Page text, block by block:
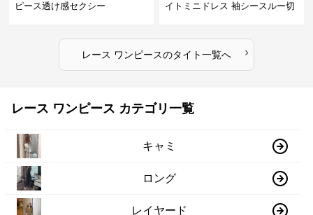
ピース透け感セクシー
イトミニドレス 袖シースルー切
レース ワンピースのタイト一覧へ ›
レース ワンピース カテゴリ一覧
キャミ
ロング
レイヤード